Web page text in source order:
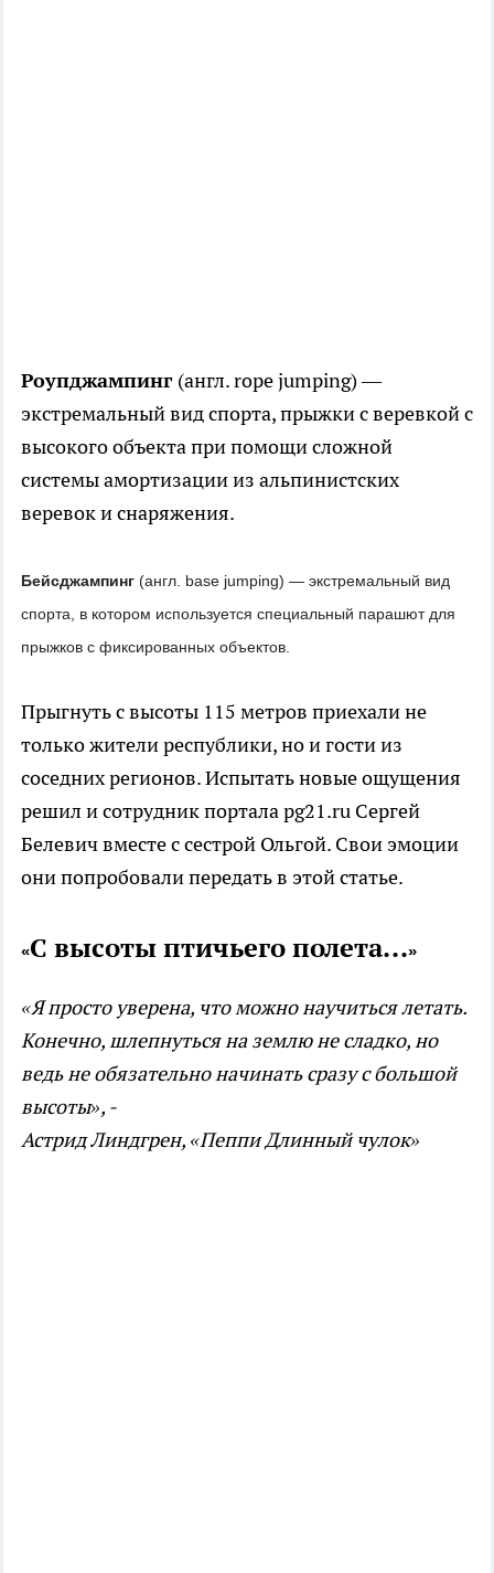
Роупджампинг (англ. rope jumping) —
экстремальный вид спорта, прыжки с веревкой с
высокого объекта при помощи сложной
системы амортизации из альпинистских
веревок и снаряжения.
Бейсджампинг (англ. base jumping) — экстремальный вид
спорта, в котором используется специальный парашют для
прыжков с фиксированных объектов.
Прыгнуть с высоты 115 метров приехали не
только жители республики, но и гости из
соседних регионов. Испытать новые ощущения
решил и сотрудник портала pg21.ru Сергей
Белевич вместе с сестрой Ольгой. Свои эмоции
они попробовали передать в этой статье.
«С высоты птичьего полета...»
«Я просто уверена, что можно научиться летать.
Конечно, шлепнуться на землю не сладко, но
ведь не обязательно начинать сразу с большой
высоты», -
Астрид Линдгрен, «Пеппи Длинный чулок»